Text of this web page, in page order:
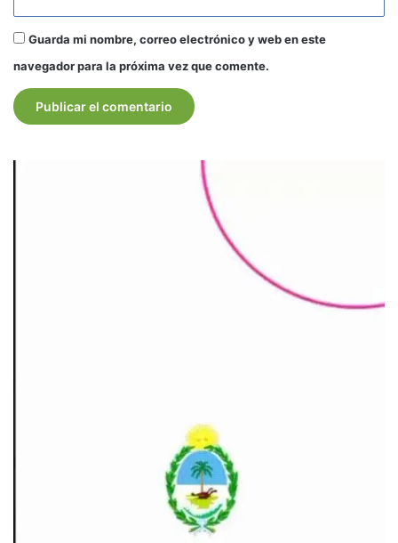
Guarda mi nombre, correo electrónico y web en este
navegador para la próxima vez que comente.